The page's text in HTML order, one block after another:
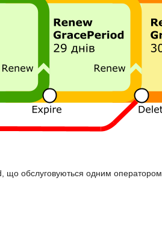
що обслуговуються одним оператором